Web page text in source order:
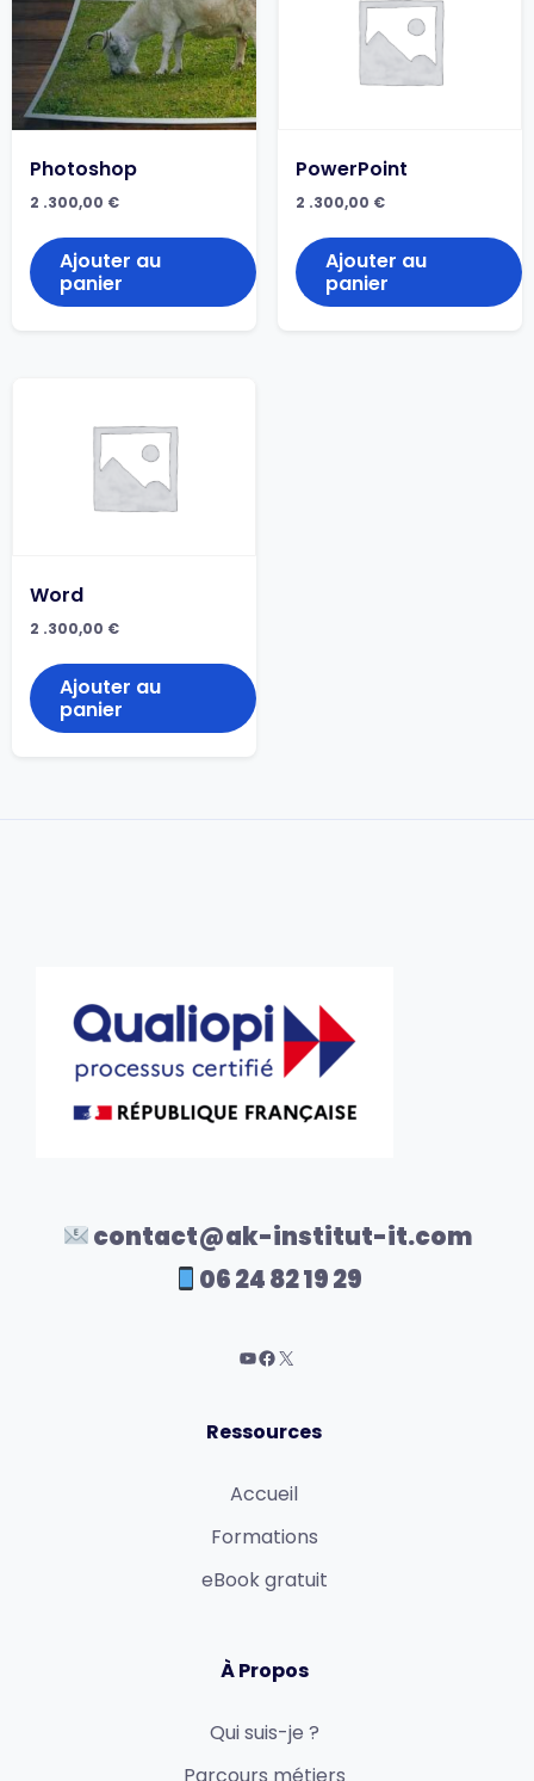
Photoshop
2 .300,00 €
Ajouter au
panier
PowerPoint
2 .300,00 €
Ajouter au
panier
Word
2 .300,00 €
Ajouter au
panier
contact@ak-institut-it.com
06 24 82 19 29
Ressources
Accueil
Formations
eBook gratuit
À Propos
Qui suis-je ?